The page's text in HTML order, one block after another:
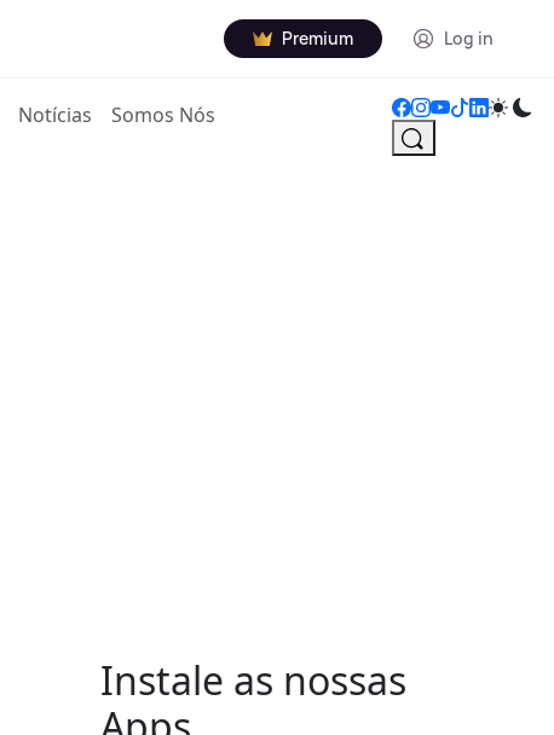
Premium Log in
Notícias Somos Nós
Instale as nossas